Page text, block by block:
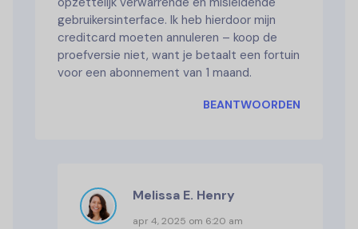
gebruikersinterface. Ik heb hierdoor mijn
creditcard moeten annuleren – koop de
proefversie niet, want je betaalt een fortuin
voor een abonnement van 1 maand.
BEANTWOORDEN
Melissa E. Henry
apr 4, 2025 om 6:20 am